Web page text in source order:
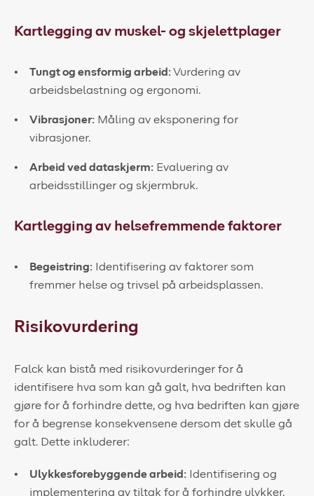
Kartlegging av muskel- og skjelettplager
Tungt og ensformig arbeid:Vurdering av
arbeidsbelastning og ergonomi.
Vibrasjoner: Måling av eksponering for
vibrasjoner.
Arbeid ved dataskjerm: Evaluering av
arbeidsstillinger og skjermbruk.
Kartlegging av helsefremmende faktorer
Begeistring: Identifisering av faktorer som
fremmer helse og trivsel på arbeidsplassen.
Risikovurdering
Falck kan bistå med risikovurderinger for å
identifisere hva som kan gå galt, hva bedriften kan
gjøre for å forhindre dette, og hva bedriften kan gjøre
for å begrense konsekvensene dersom det skulle gå
galt. Dette inkluderer:
Ulykkesforebyggende arbeid: Identifisering og
implementering av tiltak for å forhindre ulykker.